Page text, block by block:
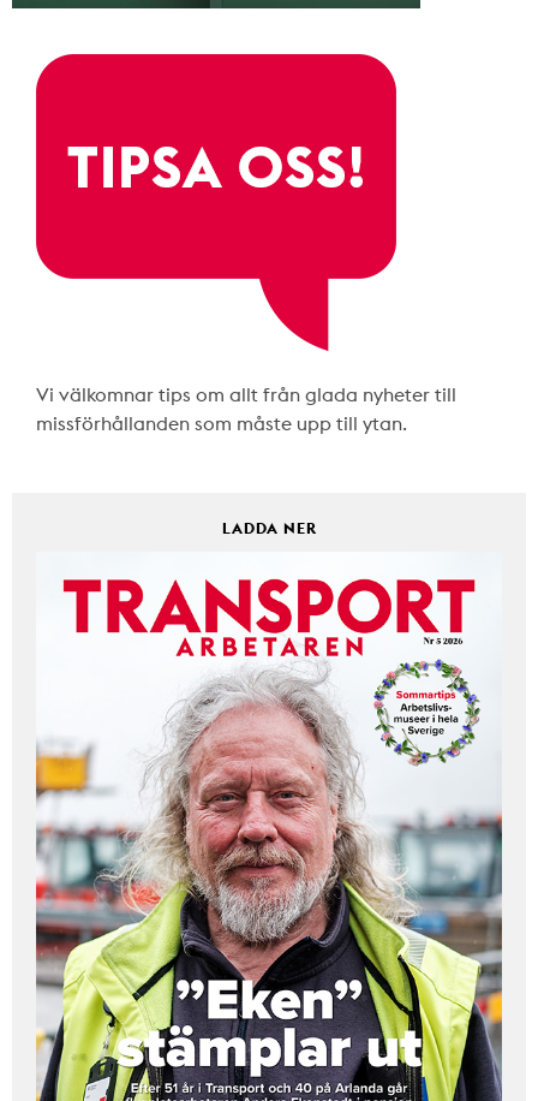
Vi välkomnar tips om allt från glada nyheter till
missförhållanden som måste upp till ytan.
LADDA NER